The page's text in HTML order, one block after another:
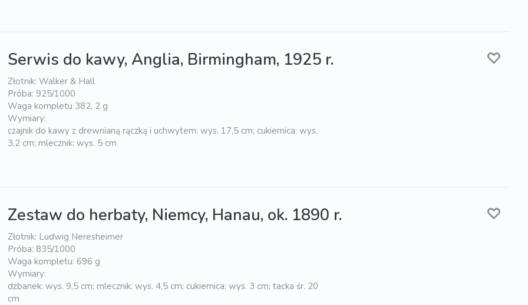
Serwis do kawy, Anglia, Birmingham, 1925 r.
Złotnik: Walker & Hall
Próba: 925/1000
Waga kompletu 382, 2 g
Wymiary:
czajnik do kawy z drewnianą rączką i uchwytem: wys. 17,5 cm; cukiernica: wys.
3,2 cm; mlecznik: wys. 5 cm
Zestaw do herbaty, Niemcy, Hanau, ok. 1890 r.
Złotnik: Ludwig Neresheimer
Próba: 835/1000
Waga kompletu: 696 g
Wymiary:
dzbanek: wys. 9,5 cm; mlecznik: wys. 4,5 cm; cukiernica: wys. 3 cm; tacka śr. 20
cm